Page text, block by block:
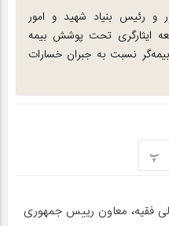
و رئیس بنیاد شهید و امور
ایثارگری تحت پوشش بیمه
نسبت به جبران خسارات
پ
فقیه، معاون رییس جمهوری